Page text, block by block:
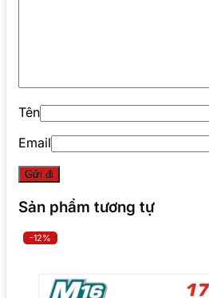
Tên
Email
Sản phẩm tương tự
-12%